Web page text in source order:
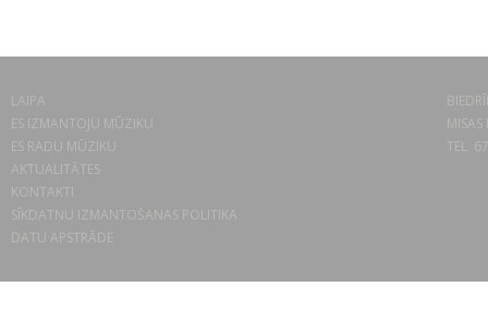
LAIPA
ES IZMANTOJU MŪZIKU
ES RADU MŪZIKU
AKTUALITĀTES
KONTAKTI
SĪKDATŅU IZMANTOŠANAS POLITIKA
DATU APSTRĀDE
TEL.